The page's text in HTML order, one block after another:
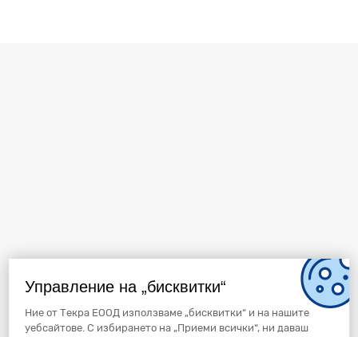
Управление на „бисквитки“
Ние от Текра ЕООД използваме „бисквитки“ и на нашите
уебсайтове. С избирането на „Приеми всички“, ни даваш